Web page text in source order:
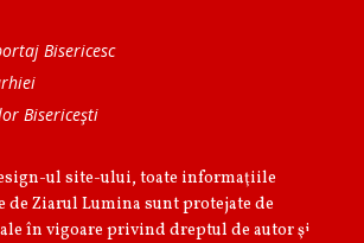
Bisericesc
Bisericeşti
ul site-ului, toate informaţiile
de Ziarul Lumina sunt protejate de
în vigoare privind dreptul de autor şi